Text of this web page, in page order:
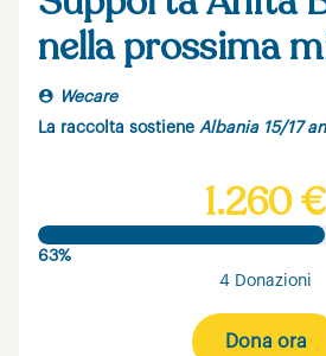
nella prossima
Wecare
La raccolta sostiene Albania 15/17
1.260 €
63%
4 Donazioni
Dona ora